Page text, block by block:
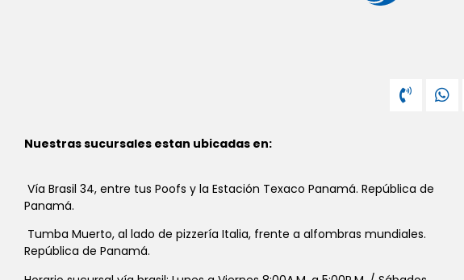
Nuestras sucursales estan ubicadas en:
Vía Brasil 34, entre tus Poofs y la Estación Texaco Panamá. República de
Panamá.
Tumba Muerto, al lado de pizzería Italia, frente a alfombras mundiales.
República de Panamá.